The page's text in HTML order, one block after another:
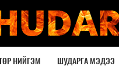
НИЙГЭМ ШУДАРГА МЭДЭЭ